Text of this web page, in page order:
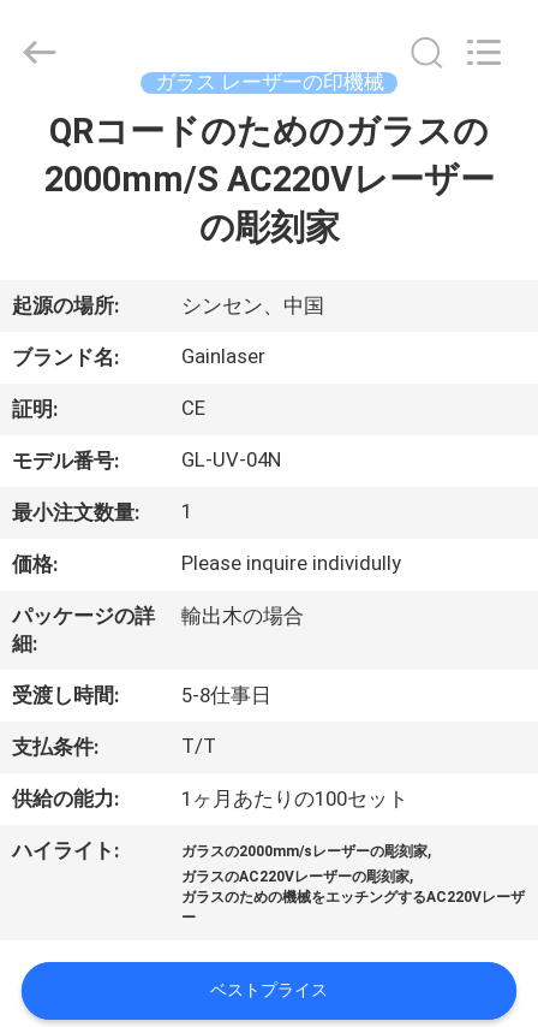
私
達
に
つ
て
旅
行
管
2020
Gainlaser
Technology
ガラス レーザーの印機械
QRコードのためのガラスの
2000mm/S AC220Vレーザー
の彫刻家
起源の場所: シンセン、中国
ブランド名: Gainlaser
証明: CE
モデル番号: GL-UV-04N
最小注文数量: 1
価格: Please inquire individully
パッケージの詳
細:
輸出木の場合
受渡し時間: 5-8仕事日
支払条件: T/T
供給の能力: 1ヶ月あたりの100セット
ハイライト: ガラスの2000mm/sレーザーの彫刻家,
ガラスのAC220Vレーザーの彫刻家,
ガラスのための機械をエッチングするAC220Vレーザ
ー
ベストプライス